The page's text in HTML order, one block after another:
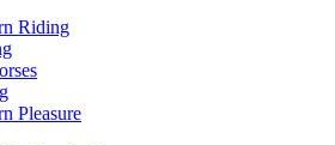
Riding
Pleasure